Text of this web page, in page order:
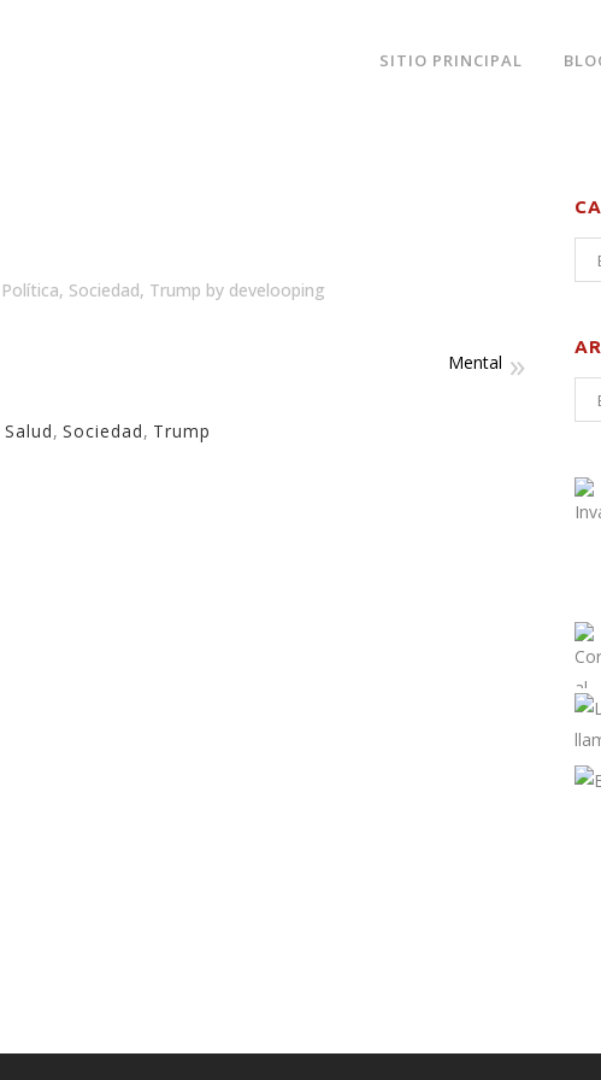
SITIO PRINCIPAL
Política, Sociedad, Trump by develooping
Mental
Salud, Sociedad, Trump